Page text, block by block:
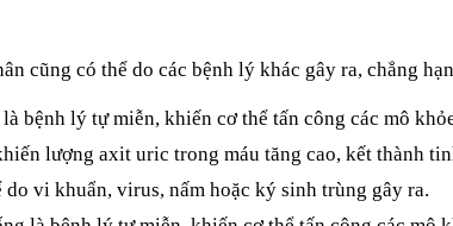
cũng có thể do các bệnh lý khác gây ra, chẳng
bệnh lý tự miễn, khiến cơ thể tấn công các mô
lượng axit uric trong máu tăng cao, kết thành
vi khuẩn, virus, nấm hoặc ký sinh trùng gây ra.